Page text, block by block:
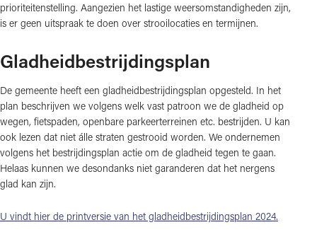
prioriteitenstelling. Aangezien het lastige weersomstandigheden zijn,
is er geen uitspraak te doen over strooilocaties en termijnen.
Gladheidbestrijdingsplan
De gemeente heeft een gladheidbestrijdingsplan opgesteld. In het
plan beschrijven we volgens welk vast patroon we de gladheid op
wegen, fietspaden, openbare parkeerterreinen etc. bestrijden. U kan
ook lezen dat niet álle straten gestrooid worden. We ondernemen
volgens het bestrijdingsplan actie om de gladheid tegen te gaan.
Helaas kunnen we desondanks niet garanderen dat het nergens
glad kan zijn.
U vindt hier de printversie van het gladheidbestrijdingsplan 2024.